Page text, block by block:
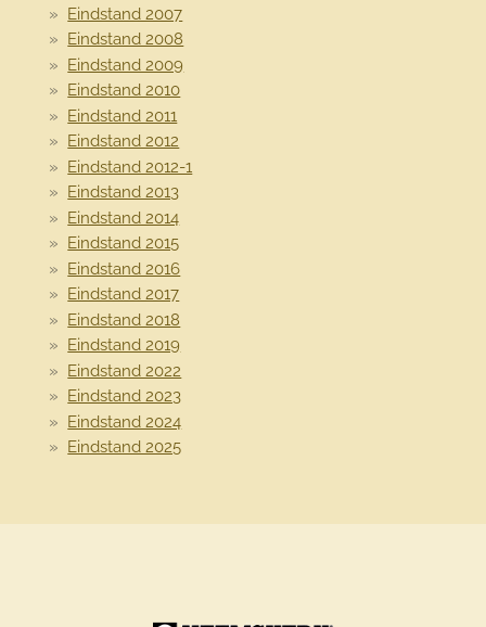
Eindstand 2007
Eindstand 2008
Eindstand 2009
Eindstand 2010
Eindstand 2011
Eindstand 2012
Eindstand 2012-1
Eindstand 2013
Eindstand 2014
Eindstand 2015
Eindstand 2016
Eindstand 2017
Eindstand 2018
Eindstand 2019
Eindstand 2022
Eindstand 2023
Eindstand 2024
Eindstand 2025